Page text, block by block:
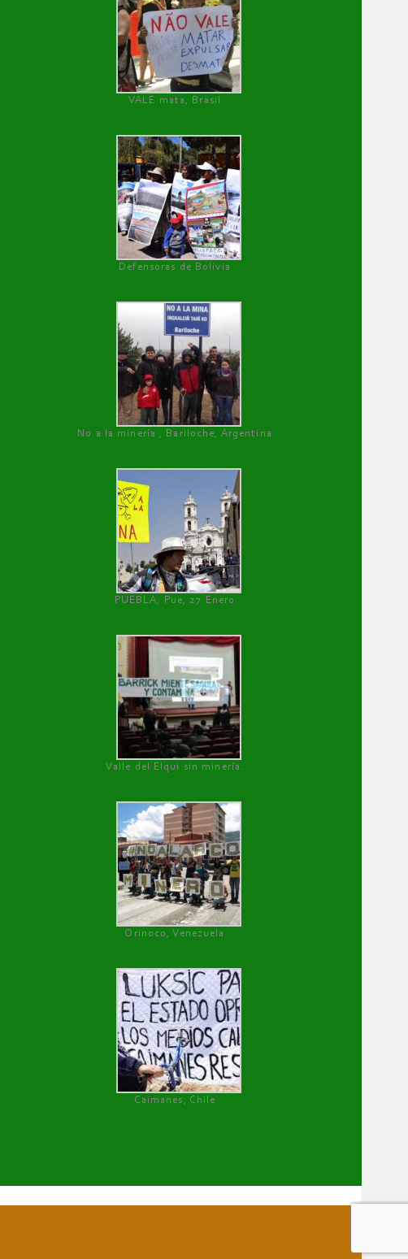
VALE mata, Brasil
Defensoras de Bolivia
No a la minería , Bariloche, Argentina
PUEBLA, Pue, 27 Enero
Valle del Elqui sin minería.
Orinoco, Venezuela
Caimanes, Chile